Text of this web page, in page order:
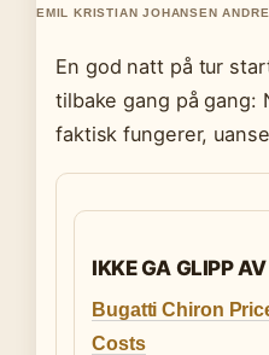
EMIL KRISTIAN JOHANSEN
En god natt på tur
tilbake gang på gang:
faktisk fungerer,
IKKE GA GLIPP AV
Bugatti Chiron
Costs